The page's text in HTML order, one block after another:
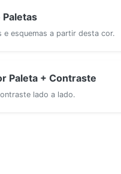
e esquemas a partir desta cor.
Paleta + Contraste
lado a lado.